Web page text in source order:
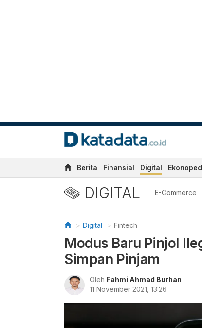
Berita Finansial Digital
DIGITAL E-Commerce
Digital Fintech
Modus Baru Pinjol
Simpan Pinjam
Oleh Fahmi Ahmad Burhan
11 November 2021, 13:26